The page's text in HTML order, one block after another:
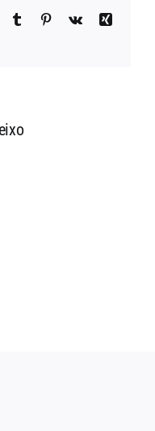
Tumblr Pinterest
Vk
Xing